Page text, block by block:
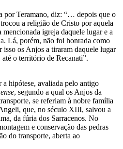
por Teramano, diz: “… depois que o
a religião de Cristo por aquela
igreja daquele lugar e a
Lá, porém, não foi honrada como
os Anjos a tiraram daquele lugar
o território de Recanati”.
hipótese, avaliada pelo antigo
, segundo a qual os Anjos da
se referiam à nobre família
que, no século XIII, salvou a
da fúria dos Sarracenos. No
e conservação das pedras
do transporte, aberta ao